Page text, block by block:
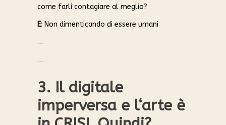
come farli contagiare al meglio?
E: Non dimenticando di essere umani
…
…
3. Il digitale
imperversa e l‘arte è